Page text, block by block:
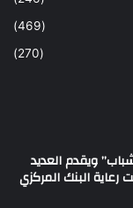
(469)
(270)
ويقدم العديد
البنك المركزي